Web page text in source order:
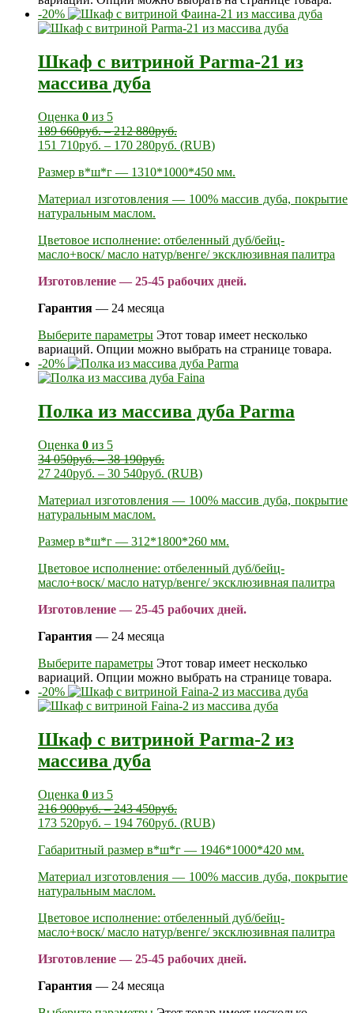
-20%
Шкаф с витриной Parma-21 из
массива дуба
Оценка 0 из 5
189 660руб.–212 880руб.
151 710руб. – 170 280руб. (RUB)
Размер в*ш*г — 1310*1000*450 мм.
Материал изготовления — 100% массив дуба, покрытие
натуральным маслом.
Цветовое исполнение: отбеленный дуб/бейц-
масло+воск/ масло натур/венге/ эксклюзивная палитра
Изготовление — 25-45 рабочих дней.
Гарантия — 24 месяца
Выберите параметры Этот товар имеет несколько
вариаций. Опции можно выбрать на странице товара.
-20%
Полка из массива дуба Parma
Оценка 0 из 5
34 050руб.–38 190руб.
27 240руб. – 30 540руб. (RUB)
Материал изготовления — 100% массив дуба, покрытие
натуральным маслом.
Размер в*ш*г — 312*1800*260 мм.
Цветовое исполнение: отбеленный дуб/бейц-
масло+воск/ масло натур/венге/ эксклюзивная палитра
Изготовление — 25-45 рабочих дней.
Гарантия — 24 месяца
Выберите параметры Этот товар имеет несколько
вариаций. Опции можно выбрать на странице товара.
-20%
Шкаф с витриной Parma-2 из
массива дуба
Оценка 0 из 5
216 900руб.–243 450руб.
173 520руб. – 194 760руб. (RUB)
Габаритный размер в*ш*г — 1946*1000*420 мм.
Материал изготовления — 100% массив дуба, покрытие
натуральным маслом.
Цветовое исполнение: отбеленный дуб/бейц-
масло+воск/ масло натур/венге/ эксклюзивная палитра
Изготовление — 25-45 рабочих дней.
Гарантия — 24 месяца